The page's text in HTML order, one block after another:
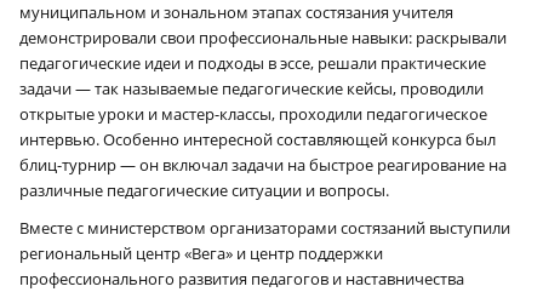
муниципальном и зональном этапах состязания учителя
демонстрировали свои профессиональные навыки: раскрывали
педагогические идеи и подходы в эссе, решали практические
задачи — так называемые педагогические кейсы, проводили
открытые уроки и мастер-классы, проходили педагогическое
интервью. Особенно интересной составляющей конкурса был
блиц-турнир — он включал задачи на быстрое реагирование на
различные педагогические ситуации и вопросы.
Вместе с министерством организаторами состязаний выступили
региональный центр «Вега» и центр поддержки
профессионального развития педагогов и наставничества